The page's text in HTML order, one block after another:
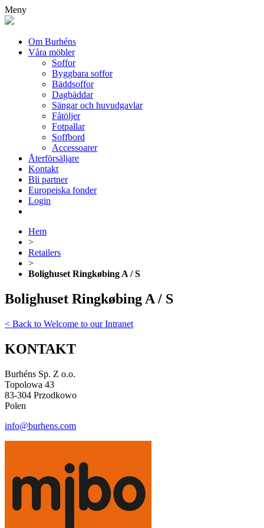
Meny
Om Burhéns
Våra möbler
Soffor
Byggbara soffor
Bäddsoffor
Dagbäddar
Sängar och huvudgavlar
Fåtöljer
Fotpallar
Soffbord
Accessoarer
Återförsäljare
Kontakt
Bli partner
Europeiska fonder
Login
Hem
>
Retailers
>
Bolighuset Ringkøbing A / S
Bolighuset Ringkøbing A / S
< Back to Welcome to our Intranet
KONTAKT
Burhéns Sp. Z o.o.
Topolowa 43
83-304 Przodkowo
Polen
info@burhens.com